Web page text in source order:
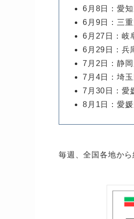
6月8日：愛
6月9日：三
6月27日：岐
6月29日：兵
7月2日：静
7月4日：埼
7月30日：愛
8月1日：愛
毎週、全国各地か